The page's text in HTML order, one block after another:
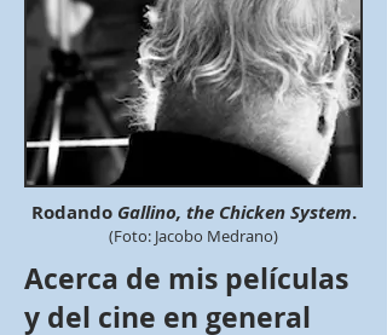
Rodando Gallino, the Chicken System.
(Foto: Jacobo Medrano)
Acerca de mis películas
y del cine en general